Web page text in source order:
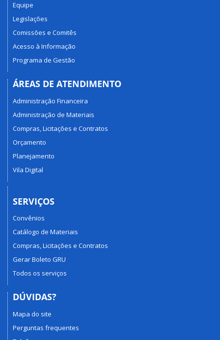
Equipe
Legislações
Comissões e Comitês
Acesso à Informação
Programa de Gestão
ÁREAS DE ATENDIMENTO
Administração Financeira
Administração de Materiais
Compras, Licitações e Contratos
Orçamento
Planejamento
Vila Digital
SERVIÇOS
Convênios
Catálogo de Materiais
Compras, Licitações e Contratos
Gerar Boleto GRU
Todos os serviços
DÚVIDAS?
Mapa do site
Perguntas frequentes